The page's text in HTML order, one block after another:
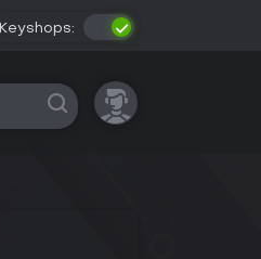
Keyshops: